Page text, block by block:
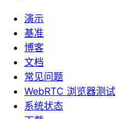
演示
基准
博客
文档
常见问题
WebRTC 浏览器测试
系统状态